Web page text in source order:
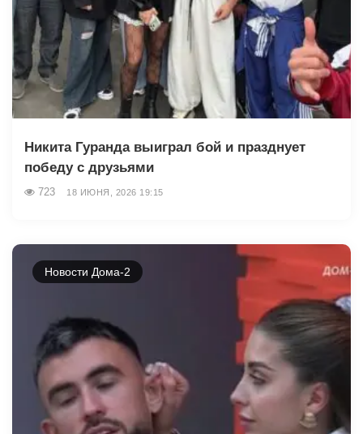
Никита Гуранда выиграл бой и празднует
победу с друзьями
723 18 ИЮНЯ, 2026 19:15
Новости Дома-2